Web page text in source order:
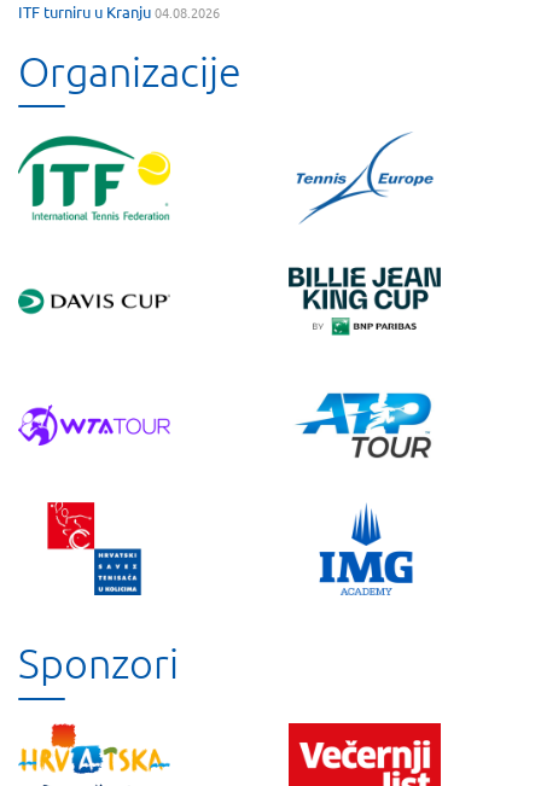
ITF turniru u Kranju04.08.2026
Organizacije
Sponzori